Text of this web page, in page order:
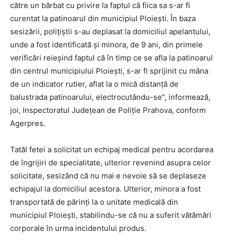
către un bărbat cu privire la faptul că fiica sa s-ar fi
curentat la patinoarul din municipiul Ploieşti. În baza
sesizării, poliţiştii s-au deplasat la domiciliul apelantului,
unde a fost identificată şi minora, de 9 ani, din primele
verificări reieşind faptul că în timp ce se afla la patinoarul
din centrul municipiului Ploieşti, s-ar fi sprijinit cu mâna
de un indicator rutier, aflat la o mică distanţă de
balustrada patinoarului, electrocutându-se”, informează,
joi, Inspectoratul Judeţean de Poliţie Prahova, conform
Agerpres.
Tatăl fetei a solicitat un echipaj medical pentru acordarea
de îngrijiri de specialitate, ulterior revenind asupra celor
solicitate, sesizând că nu mai e nevoie să se deplaseze
echipajul la domiciliul acestora. Ulterior, minora a fost
transportată de părinţi la o unitate medicală din
municipiul Ploieşti, stabilindu-se că nu a suferit vătămări
corporale în urma incidentului produs.